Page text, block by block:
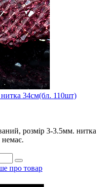
34см(бл. 110шт)
розмір 3-3.5мм. нитка
немає.
про товар